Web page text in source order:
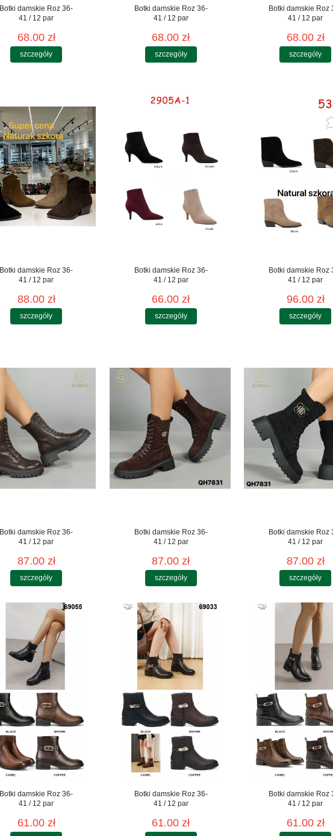
Botki damskie Roz 36-
41 / 12 par
68.00 zł
szczegóły
Botki damskie Roz 36-
41 / 12 par
68.00 zł
szczegóły
Botki damskie Roz
41 / 12 par
68.00 zł
szczegóły
Botki damskie Roz 36-
41 / 12 par
88.00 zł
szczegóły
Botki damskie Roz 36-
41 / 12 par
66.00 zł
szczegóły
Botki damskie Roz
41 / 12 par
96.00 zł
szczegóły
Botki damskie Roz 36-
41 / 12 par
87.00 zł
szczegóły
Botki damskie Roz 36-
41 / 12 par
87.00 zł
szczegóły
Botki damskie Roz
41 / 12 par
87.00 zł
szczegóły
Botki damskie Roz 36-
41 / 12 par
61.00 zł
Botki damskie Roz 36-
41 / 12 par
61.00 zł
Botki damskie Roz
41 / 12 par
61.00 zł